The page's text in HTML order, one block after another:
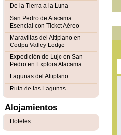
De la Tierra a la Luna
San Pedro de Atacama
Esencial con Ticket Aéreo
Maravillas del Altiplano en
Codpa Valley Lodge
Expedición de Lujo en San
Pedro en Explora Atacama
Lagunas del Altiplano
Ruta de las Lagunas
Alojamientos
Hoteles